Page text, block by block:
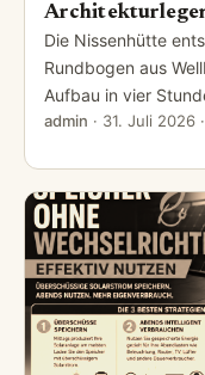
Die Nissenhütte
Rundbogen aus
Aufbau in vier
admin · 31. Juli 2026